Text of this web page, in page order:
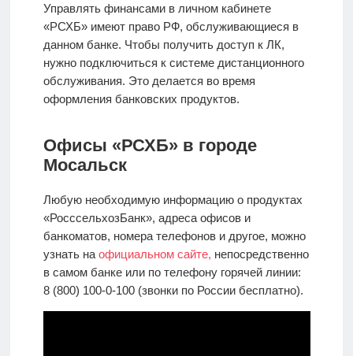
Управлять финансами в личном кабинете
«РСХБ» имеют право РФ, обслуживающиеся в
данном банке. Чтобы получить доступ к ЛК,
нужно подключиться к системе дистанционного
обслуживания. Это делается во время
оформления банковских продуктов.
Офисы «РСХБ» в городе
Мосальск
Любую необходимую информацию о продуктах
«РосссельхозБанк», адреса офисов и
банкоматов, номера телефонов и другое, можно
узнать на официальном сайте, непосредственно
в самом банке или по телефону горячей линии:
8 (800) 100-0-100 (звонки по России бесплатно).